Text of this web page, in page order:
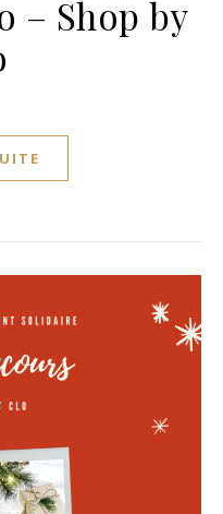
– Shop by